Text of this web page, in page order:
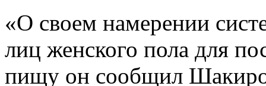
«О своем намерении
лиц женского пола для
пищу он сообщил